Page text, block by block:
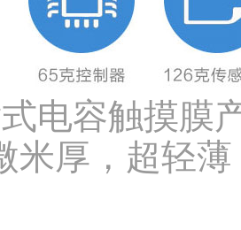
电容触摸膜
米厚，超轻